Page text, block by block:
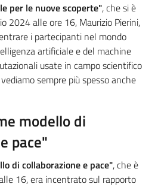
per le nuove scoperte", che si è
2024 alle ore 16, Maurizio Pierini,
i partecipanti nel mondo
artificiale e del machine
usate in campo scientifico
sempre più spesso anche
modello di
pace"
di collaborazione e pace", che è
16, era incentrato sul rapporto